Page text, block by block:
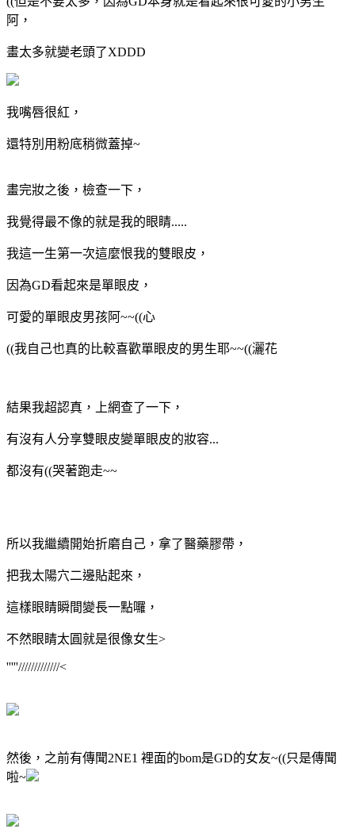
阿，
畫太多就變老頭了XDDD
我嘴唇很紅，
還特別用粉底稍微蓋掉~
畫完妝之後，檢查一下，
我覺得最不像的就是我的眼睛.....
我這一生第一次這麼恨我的雙眼皮，
因為GD看起來是單眼皮，
可愛的單眼皮男孩阿~~((心
((我自己也真的比較喜歡單眼皮的男生耶~~((灑花
結果我超認真，上網查了一下，
有沒有人分享雙眼皮變單眼皮的妝容...
都沒有((哭著跑走~~
所以我繼續開始折磨自己，拿了醫藥膠帶，
把我太陽穴二邊貼起來，
這樣眼睛瞬間變長一點囉，
不然眼睛太圓就是很像女生>
'''''/////////////<
然後，之前有傳聞2NE1 裡面的bom是GD的女友~((只是傳聞
啦~